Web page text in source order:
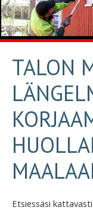
TALON
Etsiessäsi